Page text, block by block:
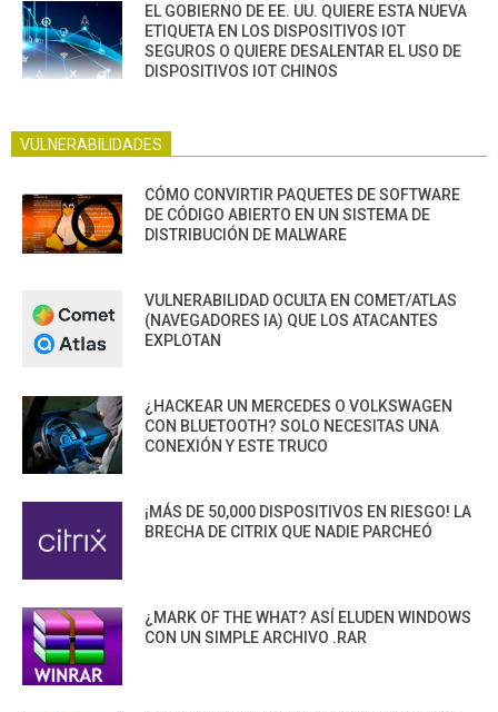
EL GOBIERNO DE EE. UU. QUIERE ESTA NUEVA
ETIQUETA EN LOS DISPOSITIVOS IOT
SEGUROS O QUIERE DESALENTAR EL USO DE
DISPOSITIVOS IOT CHINOS
VULNERABILIDADES
CÓMO CONVIRTIR PAQUETES DE SOFTWARE
DE CÓDIGO ABIERTO EN UN SISTEMA DE
DISTRIBUCIÓN DE MALWARE
VULNERABILIDAD OCULTA EN COMET/ATLAS
(NAVEGADORES IA) QUE LOS ATACANTES
EXPLOTAN
¿HACKEAR UN MERCEDES O VOLKSWAGEN
CON BLUETOOTH? SOLO NECESITAS UNA
CONEXIÓN Y ESTE TRUCO
¡MÁS DE 50,000 DISPOSITIVOS EN RIESGO! LA
BRECHA DE CITRIX QUE NADIE PARCHEÓ
¿MARK OF THE WHAT? ASÍ ELUDEN WINDOWS
CON UN SIMPLE ARCHIVO .RAR